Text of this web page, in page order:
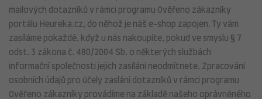
mailových dotazníků v rámci programu Ověřeno zákazníky
portálu Heureka.cz, do něhož je náš e-shop zapojen. Ty vám
zasíláme pokaždé, když u nás nakoupíte, pokud ve smyslu § 7
odst. 3 zákona č. 480/2004 Sb. o některých službách
informační společnosti jejich zasílání neodmítnete. Zpracování
osobních údajů pro účely zaslání dotazníků v rámci programu
Ověřeno zákazníky provádíme na základě našeho oprávněného